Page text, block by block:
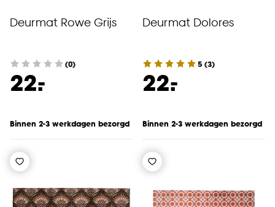
Deurmat Rowe Grijs
(0)
22.
-
Binnen 2-3 werkdagen bezorgd
Deurmat Dolores
5 (3)
22.
-
Binnen 2-3 werkdagen bezorgd